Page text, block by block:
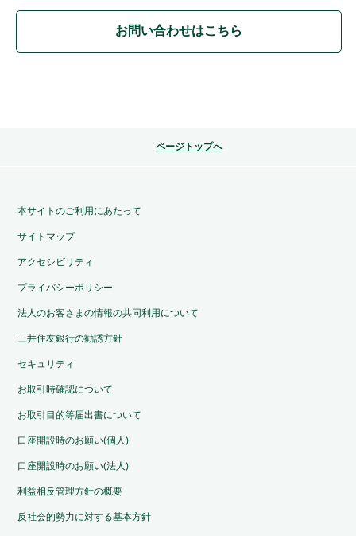
お問い合わせはこちら
ページトップへ
本サイトのご利用にあたって
サイトマップ
アクセシビリティ
プライバシーポリシー
法人のお客さまの情報の共同利用について
三井住友銀行の勧誘方針
セキュリティ
お取引時確認について
お取引目的等届出書について
口座開設時のお願い(個人)
口座開設時のお願い(法人)
利益相反管理方針の概要
反社会的勢力に対する基本方針